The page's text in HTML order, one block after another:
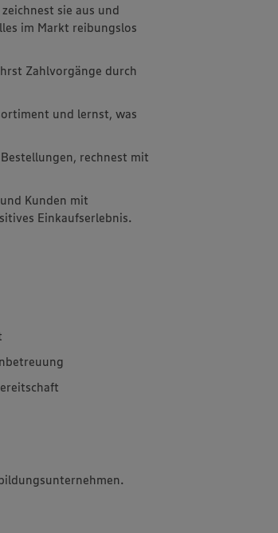
sie aus und
im Markt reibungslos
Zahlvorgänge durch
und lernst, was
rechnest mit
Kunden mit
Einkaufserlebnis.